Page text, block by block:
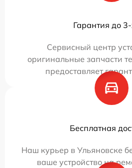
Гарантия до
Сервисный центр
оригинальные запчасти
предоставляет
Бесплатная
Наш курьер в Ульяновске
ваше устройство на